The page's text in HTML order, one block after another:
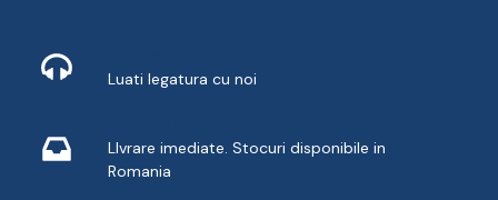
Luati legatura cu noi
LIvrare imediate. Stocuri disponibile in
Romania